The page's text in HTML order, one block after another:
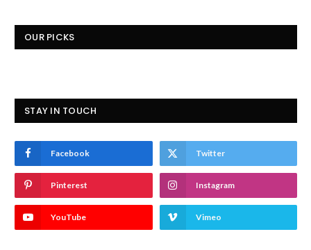
OUR PICKS
STAY IN TOUCH
Facebook Twitter
Pinterest Instagram
YouTube Vimeo